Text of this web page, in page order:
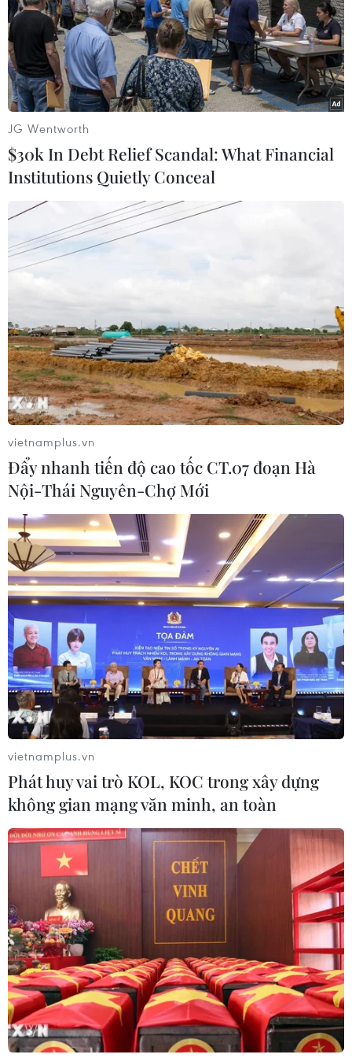
#Tân Hiệp Phát #Nước giải khát
#Dr. Thanh
#Giải Chất lượng Quốc gia
Theo dõi VietnamPlus
TIN LIÊN QUAN
Nước tăng lực Number 1 Cola chính thức
ra mắt dịp hè 2019
06/05/2019 08:19
Bắt đầu từ ngày 5/5 năm nay, hàng triệu thùng sản
phẩm Nước tăng lực Number 1 Cola của Tập đoàn Tân
Hiệp Phát đã được tung ra thị trường qua hệ thống
hàng ngàn nhà phân phối và đại lý trên toàn quốc.
Sinh viên Harvard Business School tham
quan Tập đoàn Tân Hiệp Phát
30/05/2019 04:19
Chuyến tham quan tại Tập đoàn Tân Hiệp Phát là một
phần khóa học bắt buộc trong chương trình FIELD
JG Wentworth
$30k In Debt Relief Scandal: What Financial
Institutions Quietly Conceal
vietnamplus.vn
Đẩy nhanh tiến độ cao tốc CT.07 đoạn Hà
Nội-Thái Nguyên-Chợ Mới
vietnamplus.vn
Phát huy vai trò KOL, KOC trong xây dựng
không gian mạng văn minh, an toàn